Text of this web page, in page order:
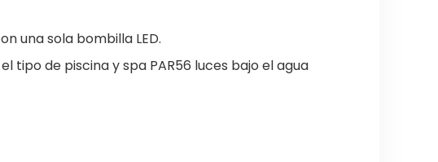
una sola bombilla LED.
tipo de piscina y spa PAR56 luces bajo el agua